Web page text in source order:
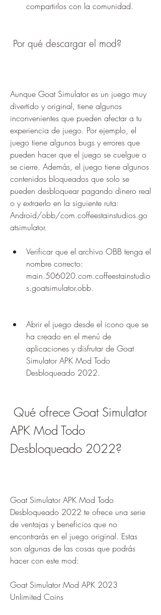
compartirlos con la comunidad.
Por qué descargar el mod?
Aunque Goat Simulator es un juego muy
divertido y original, tiene algunos
inconvenientes que pueden afectar a tu
experiencia de juego. Por ejemplo, el
juego tiene algunos bugs y errores que
pueden hacer que el juego se cuelgue o
se cierre. Además, el juego tiene algunos
contenidos bloqueados que solo se
pueden desbloquear pagando dinero real
o y extraerlo en la siguiente ruta:
Android/obb/com.coffeestainstudios.go
atsimulator.
Verificar que el archivo OBB tenga el
nombre correcto:
main.506020.com.coffeestainstudio
s.goatsimulator.obb.
Abrir el juego desde el icono que se
ha creado en el menú de
aplicaciones y disfrutar de Goat
Simulator APK Mod Todo
Desbloqueado 2022.
APK Mod Todo
Desbloqueado 2022?
Goat Simulator APK Mod Todo
Desbloqueado 2022 te ofrece una serie
de ventajas y beneficios que no
encontrarás en el juego original. Estas
son algunas de las cosas que podrás
hacer con este mod:
Goat Simulator Mod APK 2023
Unlimited Coins